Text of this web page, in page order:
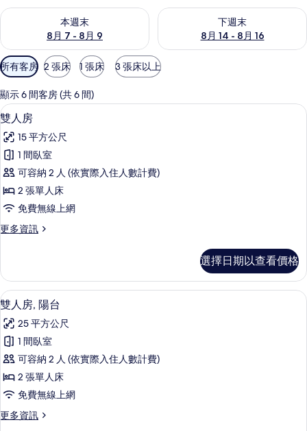
本週末
8月 7 - 8月 9
查看本週末 (8月 7 - 8月 9) 的供應情況
下週末
8月 14 - 8月 16
查看下週末 (8月 14 - 8月 16)
可
用
的
客
房
篩
選
條
所有客房 2 張床 1 張床 3 張床以上
顯示 6 間客房 (共 6 間)
顯
示
雙
人
房
的
有
片
雙人房 | 客房內保險箱、書桌、隔音
7
雙人房
15 平方公尺
1 間臥室
可容納 2 人 (依實際入住人數計費)
2 張單人床
免費無線上網
更多資訊
更
房
的
詳
選擇日期以查看價格
顯
示
雙
人
房,
陽
的
8
雙人房, 陽台
25 平方公尺
1 間臥室
可容納 2 人 (依實際入住人數計費)
2 張單人床
免費無線上網
更多資訊
更